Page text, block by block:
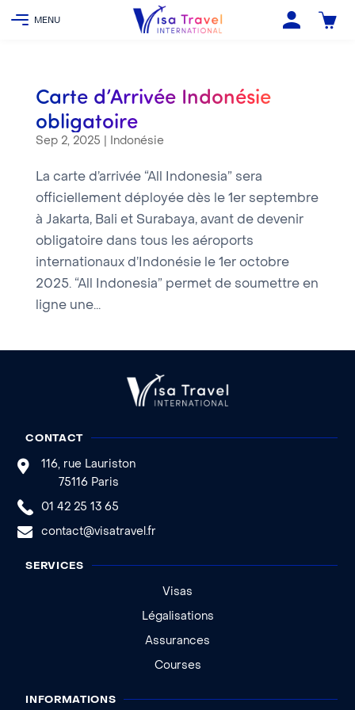
Carte d’Arrivée Indonésie
obligatoire
Sep 2, 2025 Indonésie
La carte d’arrivée “All Indonesia” sera
officiellement déployée dès le 1er septembre
à Jakarta, Bali et Surabaya, avant de devenir
obligatoire dans tous les aéroports
internationaux d’Indonésie le 1er octobre
2025. “All Indonesia” permet de soumettre en
ligne une...
CONTACT
116, rue Lauriston
75116 Paris
01 42 25 13 65
contact@visatravel.fr
SERVICES
Visas
Légalisations
Assurances
Courses
INFORMATIONS